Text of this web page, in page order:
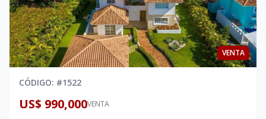
VENTA
CÓDIGO: #1522
VENTA
US$ 990,000